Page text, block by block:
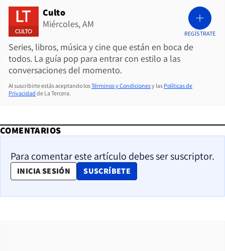
Culto
Miércoles, AM
Series, libros, música y cine que están en boca de
todos. La guía pop para entrar con estilo a las
conversaciones del momento.
REGÍSTRATE
Al suscribirte estás aceptando losTérminos y Condicionesy las Políticas de
Privacidad de La Tercera.
COMENTARIOS
Para comentar este artículo debes ser suscriptor.
INICIA SESIÓN SUSCRÍBETE
OPENS IN NEW WINDOW